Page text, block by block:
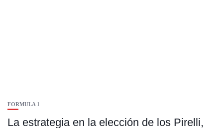
FORMULA 1
La estrategia en la elección de los Pirelli,